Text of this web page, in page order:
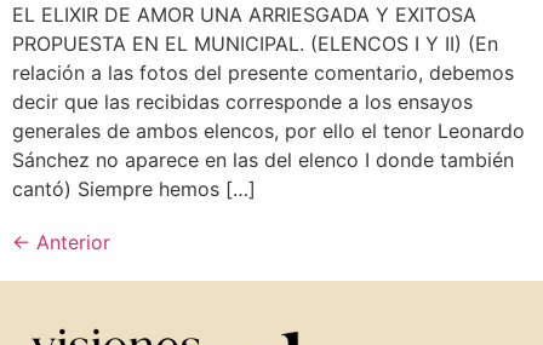
EL ELIXIR DE AMOR UNA ARRIESGADA Y EXITOSA
PROPUESTA EN EL MUNICIPAL. (ELENCOS I Y II) (En
relación a las fotos del presente comentario, debemos
decir que las recibidas corresponde a los ensayos
generales de ambos elencos, por ello el tenor Leonardo
Sánchez no aparece en las del elenco I donde también
cantó) Siempre hemos […]
← Anterior